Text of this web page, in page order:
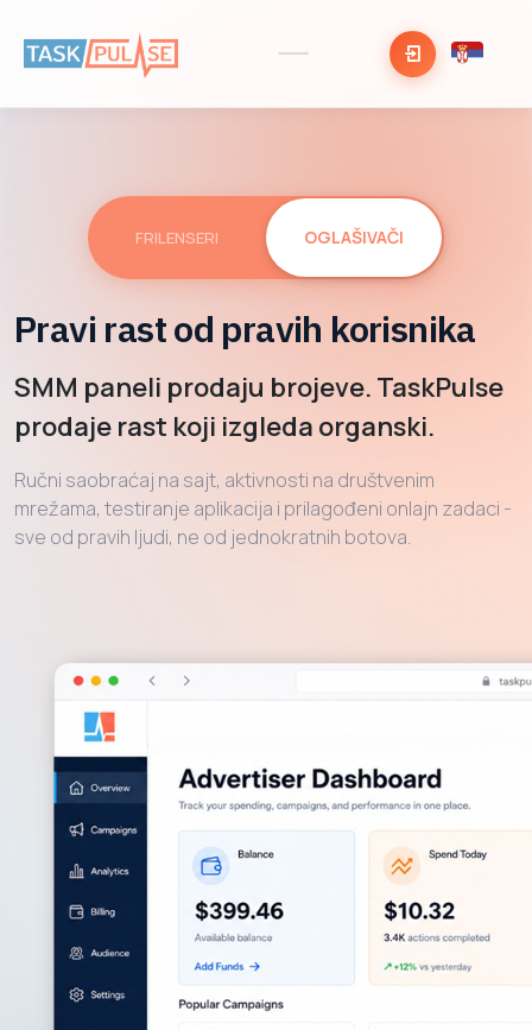
Pravi rast od pravih korisnika
SMM paneli prodaju brojeve. TaskPulse
prodaje rast koji izgleda organski.
Ručni saobraćaj na sajt, aktivnosti na društvenim
mrežama, testiranje aplikacija i prilagođeni onlajn zadaci -
sve od pravih ljudi, ne od jednokratnih botova.